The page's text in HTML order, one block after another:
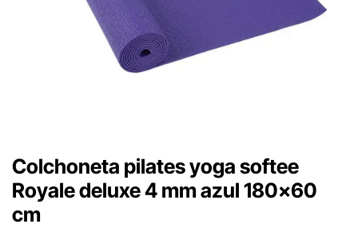
Colchoneta pilates yoga softee
Royale deluxe 4 mm azul 180x60
cm